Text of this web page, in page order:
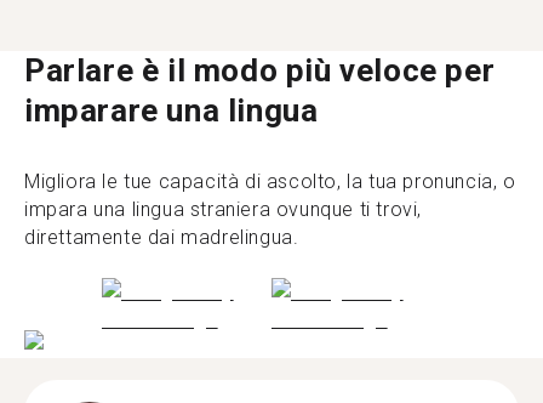
Parlare è il modo più veloce per
imparare una lingua
Migliora le tue capacità di ascolto, la tua pronuncia, o
impara una lingua straniera ovunque ti trovi,
direttamente dai madrelingua.